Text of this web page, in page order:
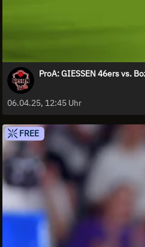
ProA: GIESSEN 46ers vs.
06.04.25, 12:45 Uhr
FREE